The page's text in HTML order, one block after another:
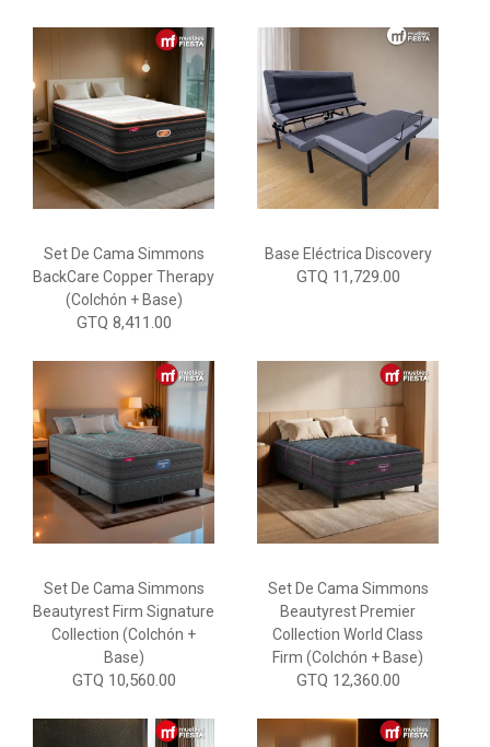
Set De Cama Simmons
BackCare Copper Therapy
(Colchón + Base)
GTQ 8,411.00
Base Eléctrica Discovery
GTQ 11,729.00
Set De Cama Simmons
Beautyrest Firm Signature
Collection (Colchón +
Base)
GTQ 10,560.00
Set De Cama Simmons
Beautyrest Premier
Collection World Class
Firm (Colchón + Base)
GTQ 12,360.00